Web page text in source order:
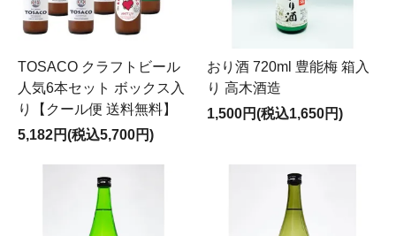
TOSACO クラフトビール
人気6本セット ボックス入
り【クール便 送料無料】
5,182円(税込5,700円)
おり酒 720ml 豊能梅 箱入
り 高木酒造
1,500円(税込1,650円)